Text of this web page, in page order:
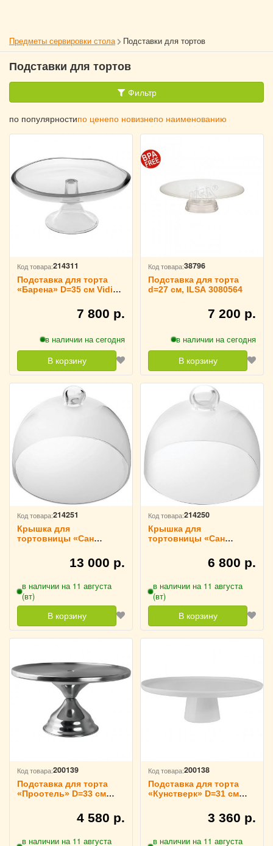
Предметы сервировки стола Подставки для тортов
Подставки для тортов
Фильтр
по популярностипо ценепо новизнепо наименованию
Код товара:214311
Подставка для торта
«Барена» D=35 см Vidivi,
7 800 р.
в наличии на сегодня
В корзину
Код товара:38796
Подставка для торта
d=27 см, ILSA 3080564
7 200 р.
в наличии на сегодня
В корзину
Код товара:214251
Крышка для
тортовницы «Сан
13 000 р.
в наличии на 11 августа
(вт)
В корзину
Код товара:214250
Крышка для
тортовницы «Сан
6 800 р.
в наличии на 11 августа
(вт)
В корзину
Код товара:200139
Подставка для торта
«Проотель» D=33 см
4 580 р.
в наличии на 11 августа
Код товара:200138
Подставка для торта
«Кунстверк» D=31 см
3 360 р.
в наличии на 11 августа